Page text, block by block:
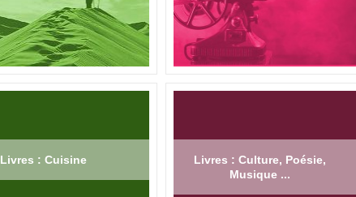
Livres : Cuisine
Livres : Culture, Poésie,
Musique ...